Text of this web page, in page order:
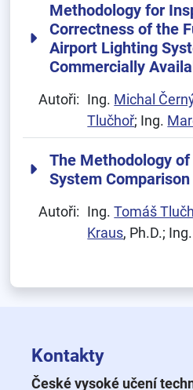
Methodology for
Correctness of the
Airport Lighting
Commercially
Autoři: Ing. Michal
Tlučhoř; Ing.
The Methodology
System Comparison
Autoři: Ing.Tomáš
Kraus, Ph.D.;
Kontakty
České vysoké učení